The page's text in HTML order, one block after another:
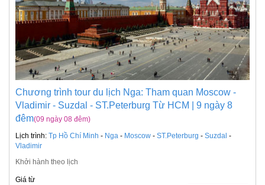
Chương trình tour du lịch Nga: Tham quan Moscow -
Vladimir - Suzdal - ST.Peterburg Từ HCM | 9 ngày 8
đêm(09 ngày 08 đêm)
Lịch trình: Tp Hồ Chí Minh - Nga - Moscow - ST.Peterburg - Suzdal -
Vladimir
Khởi hành theo lịch
Giá từ